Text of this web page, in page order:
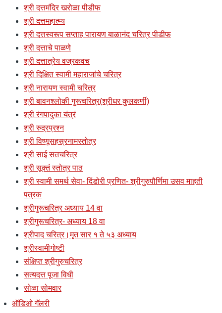
श्री दत्तमंदिर खरोळा पीडीफ
श्री दत्तमहात्म्य
श्री दत्तस्वरूप सप्ताह पारायण बाळानंद चरित्र पीडीफ
श्री दत्ताचे पाळणे
श्री दत्तात्रेय वज्रकवच
श्री दिक्षित स्वामी महाराजांचे चरित्र
श्री नारायण स्वामी चरित्र
श्री बावनश्लोकी गुरूचरित्र(श्रीधर कुलकर्णी)
श्री रंगपादुका यंत्रं
श्री रुद्रप्रश्न
श्री विष्णूसहस्रनामस्तोत्र
श्री साई सतचरित्र
श्री सूक्तं स्तोत्र पाठ
श्री स्वामी समर्थ सेवा- दिंडोरी प्रणित- श्रीगुरुपौर्णिमा उसव माहती
पत्रक
श्रीगुरूचरित्र अध्याय 14 वा
श्रीगुरूचरित्र- अध्याय 18 वा
श्रीपाद चरित्र।मृत सार १ ते ५३ अध्याय
श्रीस्वामीगोष्टी
संक्षिप्त श्रीगुरुचरित्र
सत्यदत्त पूजा विधी
सोळा सोमवार
ऑडिओ गॅलरी